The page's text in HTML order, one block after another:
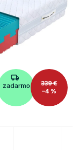
zadarmo
339 €
–4 %